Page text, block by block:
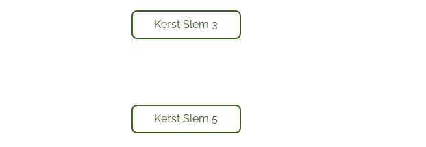
Kerst Slem 3
Kerst Slem 5